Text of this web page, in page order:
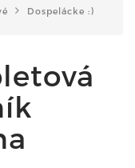
Dospelácke :)